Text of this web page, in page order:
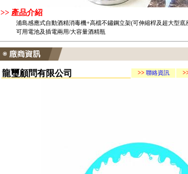
>> 產品介紹
浦島感應式自動酒精消毒機+高檔不鏽鋼立架(可伸縮桿及超大型底
可用電池及插電兩用/大容量酒精瓶
龍璽顧問有限公司 >>聯絡資訊